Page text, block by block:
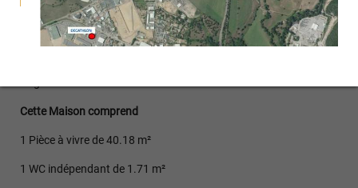
Les isolants STEICO assurent une température et un climat
maitrisés et confortables même en période de forte chaleur.
Cette Maison comprend
1 Pièce à vivre de 40.18 m²
1 WC indépendant de 1.71 m²